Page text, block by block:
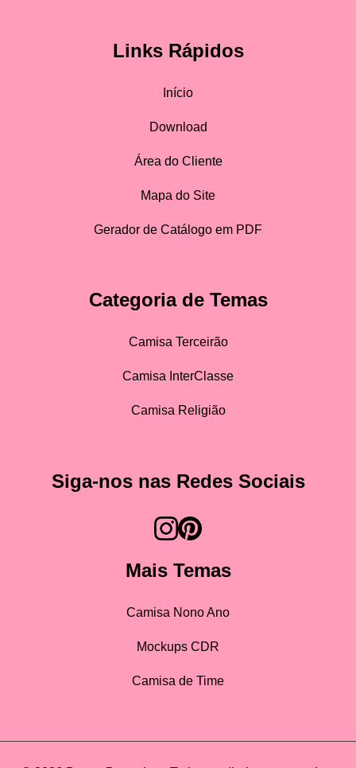
Links Rápidos
Início
Download
Área do Cliente
Mapa do Site
Gerador de Catálogo em PDF
Categoria de Temas
Camisa Terceirão
Camisa InterClasse
Camisa Religião
Siga-nos nas Redes Sociais
Mais Temas
Camisa Nono Ano
Mockups CDR
Camisa de Time